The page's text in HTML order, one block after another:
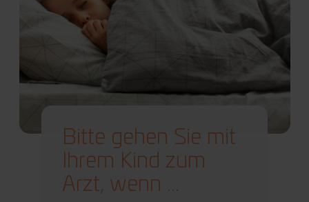
Bitte gehen Sie mit
Ihrem Kind zum
Arzt, wenn ...